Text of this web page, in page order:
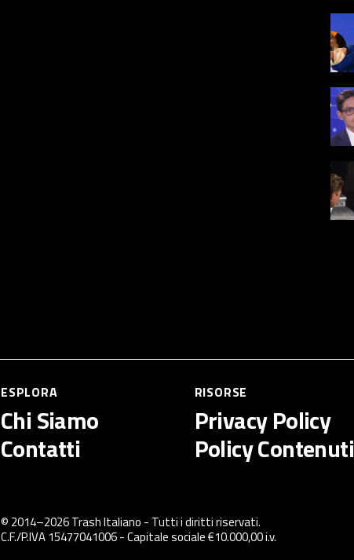
ESPLORA
Chi Siamo
Contatti
RISORSE
Privacy Policy
Policy Contenuti
© 2014–2026Trash Italiano - Tutti i diritti riservati.
C.F./P.IVA 15477041006 - Capitale sociale €10.000,00 i.v.